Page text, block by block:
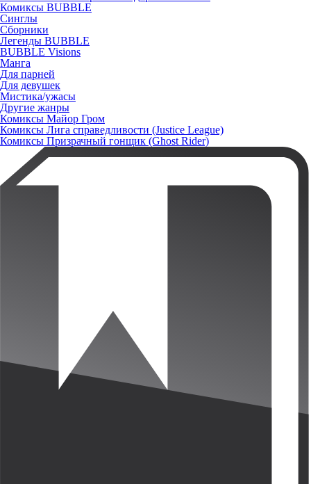
Комиксы BUBBLE
Синглы
Сборники
Легенды BUBBLE
BUBBLE Visions
Манга
Для парней
Для девушек
Мистика/ужасы
Другие жанры
Комиксы Майор Гром
Комиксы Лига справедливости (Justice League)
Комиксы Призрачный гонщик (Ghost Rider)